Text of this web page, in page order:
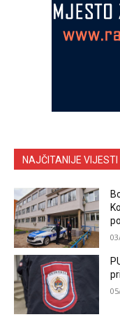
NAJČITANIJE VIJESTI